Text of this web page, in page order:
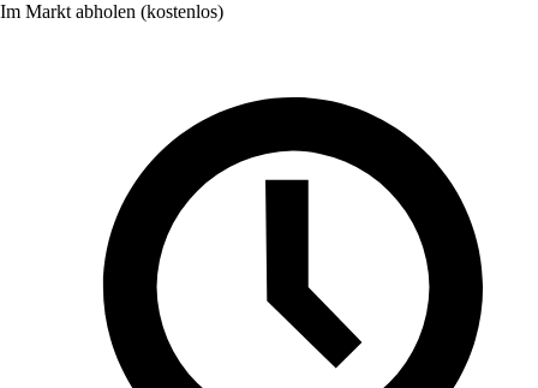
Im Markt abholen (kostenlos)